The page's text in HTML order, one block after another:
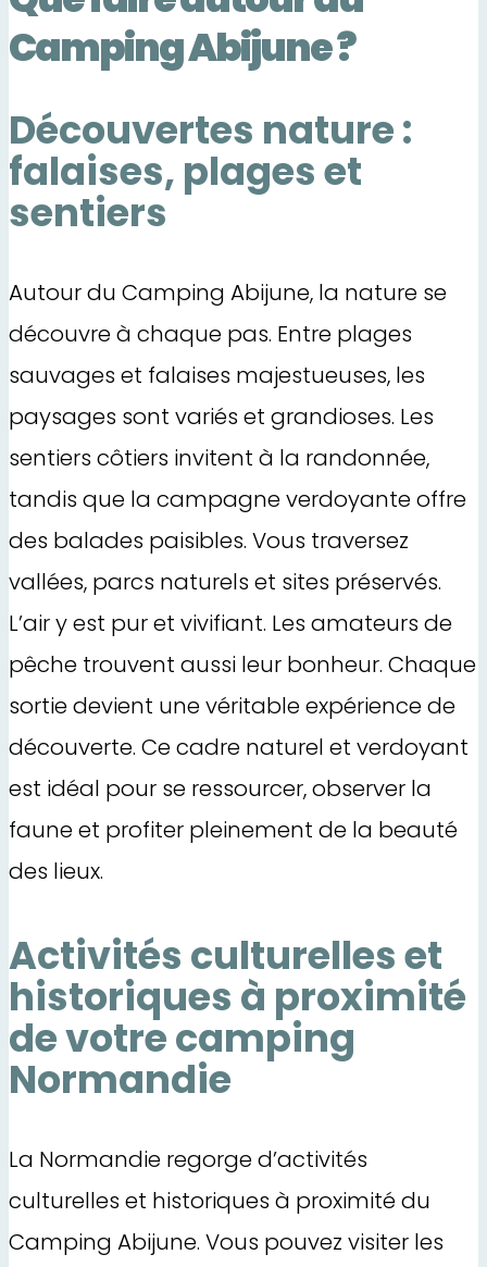
Camping Abijune ?
Découvertes nature :
falaises, plages et
sentiers
Autour du Camping Abijune, la nature se
découvre à chaque pas. Entre plages
sauvages et falaises majestueuses, les
paysages sont variés et grandioses. Les
sentiers côtiers invitent à la randonnée,
tandis que la campagne verdoyante offre
des balades paisibles. Vous traversez
vallées, parcs naturels et sites préservés.
L’air y est pur et vivifiant. Les amateurs de
pêche trouvent aussi leur bonheur. Chaque
sortie devient une véritable expérience de
découverte. Ce cadre naturel et verdoyant
est idéal pour se ressourcer, observer la
faune et profiter pleinement de la beauté
des lieux.
Activités culturelles et
historiques à proximité
de votre camping
Normandie
La Normandie regorge d’activités
culturelles et historiques à proximité du
Camping Abijune. Vous pouvez visiter les